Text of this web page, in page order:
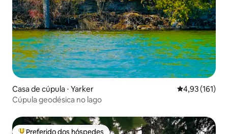
Casa de cúpula ⋅ Yarker 4,93 de uma
4,93 (161)
Cúpula geodésica no lago
Preferido dos hóspedes